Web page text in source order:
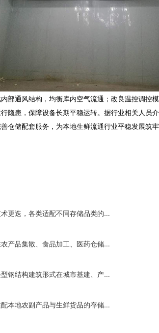
部通风结构，均衡库内空气流通；改良温控调控
隐患，保障设备长期平稳运转。据行业相关人
储配套服务，为本地生鲜流通行业平稳发展筑牢
更迭，各类适配不同存储品类的...
产品集散、食品加工、医药仓储...
钢结构建筑形式在城市基建、产...
本地农副产品与生鲜货品的存储...